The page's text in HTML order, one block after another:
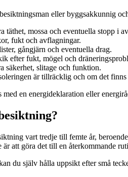
eller byggsakkunnig
täthet, mossa och eventuella stopp i
fukt och avflagningar.
gångjärn och eventuella drag.
efter fukt, mögel och
säkerhet, slitage och funktion.
är tillräcklig och om det
en energideklaration eller
vart tredje till femte år,
att göra det till en återkommande
du själv hålla uppsikt efter små